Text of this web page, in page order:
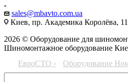
sales@mbavto.com.ua
Киев, пр. Академика Королёва, 11
2026 © Оборудование для
Шиномонтажное оборудование
ЕвроСТО ›
Оборудование